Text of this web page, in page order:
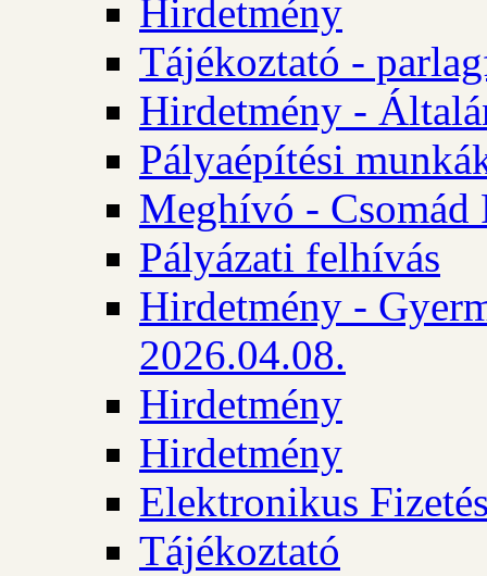
Hirdetmény
Tájékoztató -
Hirdetmény -
Pályaépítési
Meghívó - Csomád
Pályázati felhívás
Hirdetmény -
2026.04.08.
Hirdetmény
Hirdetmény
Elektronikus
Tájékoztató